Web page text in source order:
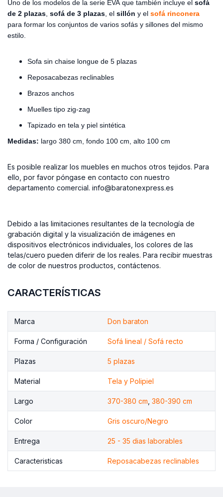
Uno de los modelos de la serie EVA que también incluye el sofá
de 2 plazas sofá de 3 plazas , el sillón y el sofá rinconera
para formar los conjuntos de varios sofás y sillones del mismo
estilo.
Sofa sin chaise longue de 5 plazas
Reposacabezas reclinables
Brazos anchos
Muelles tipo zig-zag
Tapizado en tela y piel sintética
Medidas: largo 380 cm, fondo 100 cm, alto 100 cm
Es posible realizar los muebles en muchos otros tejidos. Para
ello, por favor póngase en contacto con nuestro
departamento comercial. info@baratonexpress.es
Debido a las limitaciones resultantes de la tecnología de
grabación digital y la visualización de imágenes en
dispositivos electrónicos individuales, los colores de las
telas/cuero pueden diferir de los reales. Para recibir muestras
de color de nuestros productos, contáctenos.
CARACTERÍSTICAS
Marca Don baraton
Forma / Configuración Sofá lineal / Sofá recto
Plazas 5 plazas
Material Tela y Polipiel
Largo 370-380 cm 380-390 cm
Color Gris oscuro/Negro
Entrega 25 - 35 dias laborables
Caracteristicas Reposacabezas reclinables